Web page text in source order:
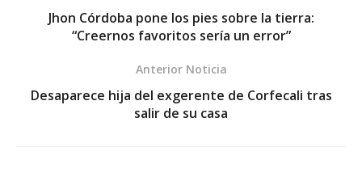
Jhon Córdoba pone los pies sobre la tierra:
“Creernos favoritos sería un error”
Anterior Noticia
Desaparece hija del exgerente de Corfecali tras
salir de su casa